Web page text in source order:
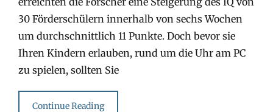
30 Förderschülern innerhalb von sechs Wochen
um durchschnittlich 11 Punkte. Doch bevor sie
Ihren Kindern erlauben, rund um die Uhr am PC
zu spielen, sollten Sie
Continue Reading